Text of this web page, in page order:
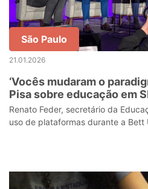
São Paulo
21.01.2026
‘Vocês mudaram o
Pisa sobre educação em
Renato Feder, secretário da
uso de plataformas durante a Bett